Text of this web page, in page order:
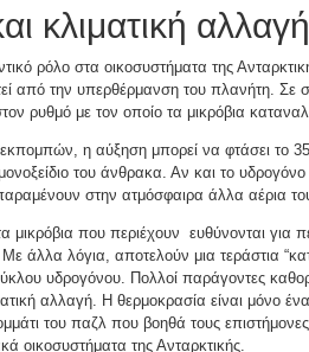
κλιματική αλλαγή
ρόλο στα οικοσυστήματα της
από την υπερθέρμανση του πλανήτη. Σε
ρυθμό με τον οποίο τα μικρόβια
η αύξηση μπορεί να φτάσει το
του άνθρακα. Αν και το υδρογόνο
στην ατμόσφαιρα άλλα αέρια
μικρόβια που περιέχουν ευθύνονται για
άλλα λόγια, αποτελούν μια τεράστια
υδρογόνου. Πολλοί παράγοντες
αλλαγή. Η θερμοκρασία είναι μόνο
του παζλ που βοηθά τους
οικοσυστήματα της Ανταρκτικής.